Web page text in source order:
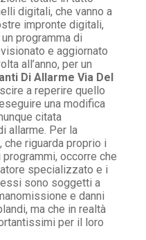
digitali, che vanno a
impronte digitali,
programma di
e aggiornato
all’anno, per un
Di Allarme Via Del
a reperire quello
una modifica
citata
allarme. Per la
riguarda proprio i
occorre che
specializzato e i
sono soggetti a
e danni
ma che in realtà
per il loro